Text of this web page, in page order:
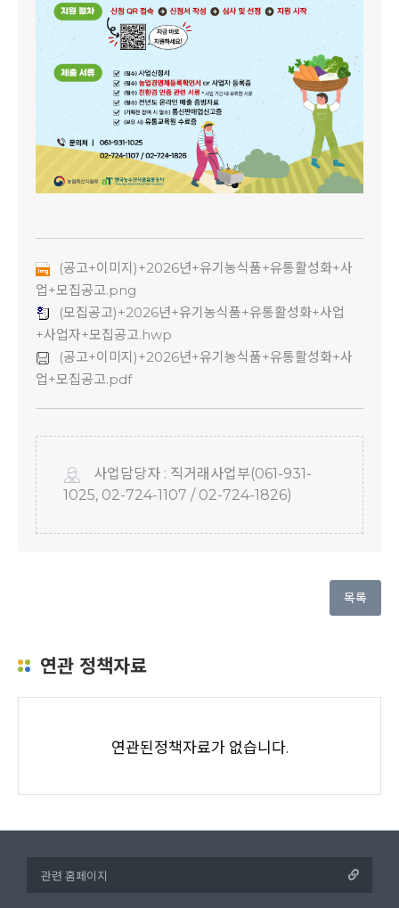
(공고+이미지)+2026년+유기농식품+유통활성화+사
업+모집공고.png
(모집공고)+2026년+유기농식품+유통활성화+사업
+사업자+모집공고.hwp
(공고+이미지)+2026년+유기농식품+유통활성화+사
업+모집공고.pdf
사업담당자 : 직거래사업부(061-931-
1025, 02-724-1107 / 02-724-1826)
목록
연관 정책자료
연관된정책자료가 없습니다.